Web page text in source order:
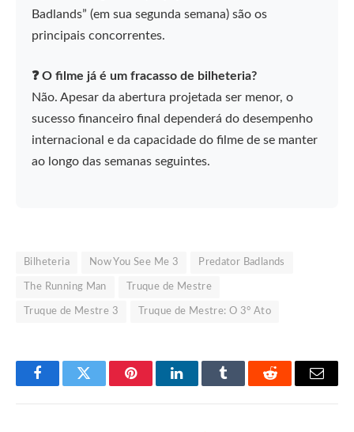
Badlands” (em sua segunda semana) são os
principais concorrentes.
❓ O filme já é um fracasso de bilheteria?
Não. Apesar da abertura projetada ser menor, o
sucesso financeiro final dependerá do desempenho
internacional e da capacidade do filme de se manter
ao longo das semanas seguintes.
Bilheteria Now You See Me 3 Predator Badlands
The Running Man Truque de Mestre
Truque de Mestre 3 Truque de Mestre: O 3° Ato
FacebookTwitter PinterestLinkedInTumblr Reddit
E-